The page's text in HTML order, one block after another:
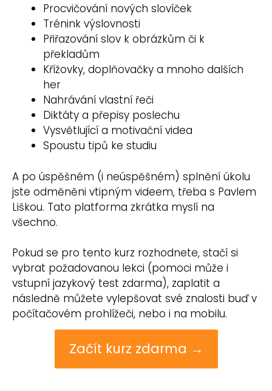
Procvičování nových slovíček
Trénink výslovnosti
Přiřazování slov k obrázkům či k
překladům
Křížovky, doplňovačky a mnoho dalších
her
Nahrávání vlastní řeči
Diktáty a přepisy poslechu
Vysvětlující a motivační videa
Spoustu tipů ke studiu
A po úspěšném (i neúspěšném) splnění úkolu
jste odměněni vtipným videem, třeba s Pavlem
Liškou. Tato platforma zkrátka myslí na
všechno.
Pokud se pro tento kurz rozhodnete, stačí si
vybrat požadovanou lekci (pomoci může i
vstupní jazykový test zdarma), zaplatit a
následně můžete vylepšovat své znalosti buď v
počítačovém prohlížeči, nebo i na mobilu.
Začít kurz zdarma →